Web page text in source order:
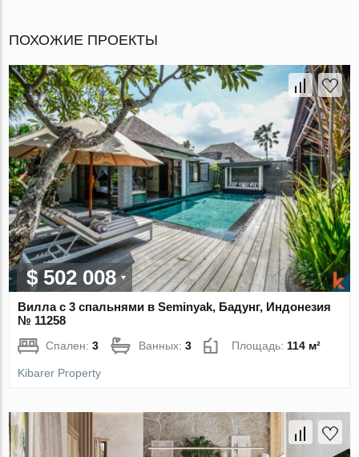
ПОХОЖИЕ ПРОЕКТЫ
$ 502 008
Вилла с 3 спальнями в Seminyak, Бадунг, Индонезия
№ 11258
Спален:3 Ванных:3 Площадь:114 м²
Kibarer Property